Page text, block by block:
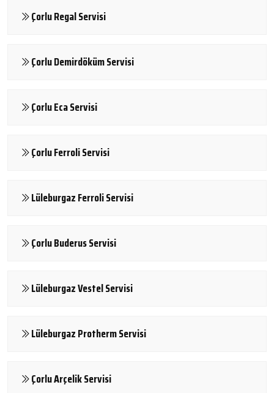
Çorlu Regal Servisi
Çorlu Demirdöküm Servisi
Çorlu Eca Servisi
Çorlu Ferroli Servisi
Lüleburgaz Ferroli Servisi
Çorlu Buderus Servisi
Lüleburgaz Vestel Servisi
Lüleburgaz Protherm Servisi
Çorlu Arçelik Servisi